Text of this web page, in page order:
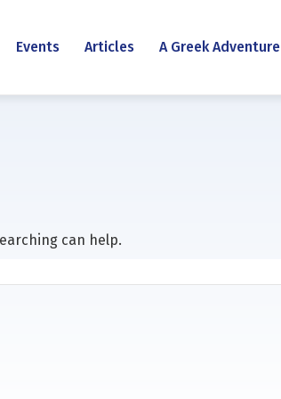
Events Articles A Greek Adventure
can help.